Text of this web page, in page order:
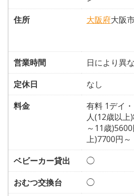
住所
大阪府大阪
営業時間
日により異
定休日
なし
料金
有料 1デイ
人(12歳以上
～11歳
上)7700円～
ベビーカー貸出
◯
おむつ交換台
◯